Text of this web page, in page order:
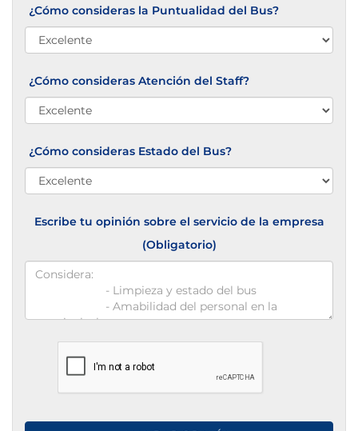
¿Cómo consideras la Puntualidad del Bus?
¿Cómo consideras Atención del Staff?
¿Cómo consideras Estado del Bus?
Escribe tu opinión sobre el servicio de la empresa
(Obligatorio)